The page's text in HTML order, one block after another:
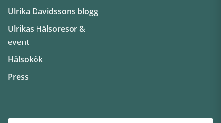
Ulrika Davidssons blogg
Ulrikas Hälsoresor &
event
Hälsokök
Press